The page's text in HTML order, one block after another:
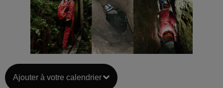
Ajouter à votre calendrier